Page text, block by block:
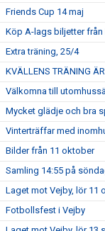
Friends Cup 14 maj
Köp A-lags biljetter från
Extra träning, 25/4
KVÄLLENS TRÄNING
Välkomna till
Mycket glädje och bra
Vinterträffar med
Bilder från 11 oktober
Samling 14:55 på
Laget mot Vejby, lör 11
Fotbollsfest i Vejby